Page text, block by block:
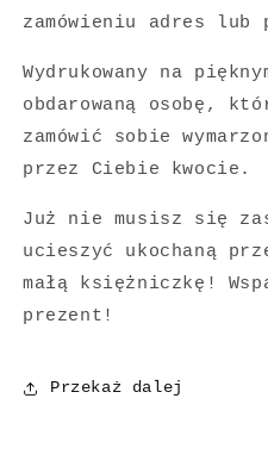
zamówieniu adres lub
Wydrukowany na
obdarowaną osobę,
zamówić sobie
przez Ciebie kwocie.
Już nie musisz się
ucieszyć ukochaną
małą księżniczkę!
prezent!
Przekaż dalej